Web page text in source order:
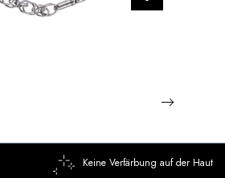
Keine Verfärbung auf der Haut